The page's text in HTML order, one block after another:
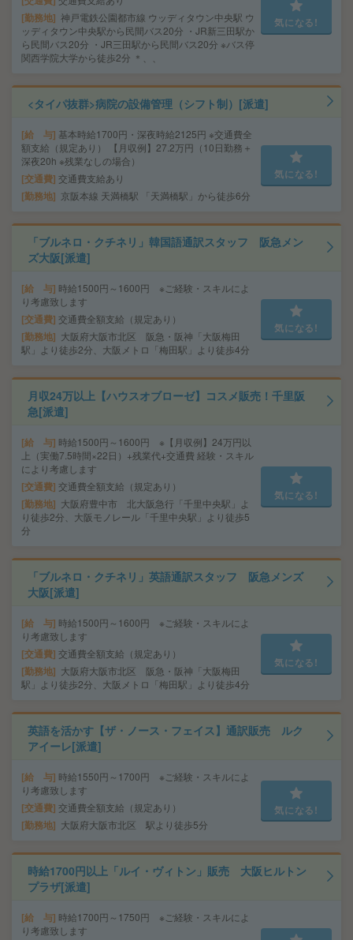
勤務地 神戸電鉄公園都市線 ウッディタウン中央駅 ウ
ッディタウン中央駅から民間バス20分 ・JR新三田駅か
ら民間バス20分 ・JR三田駅から民間バス20分 ※バス停
関西学院大学から徒歩2分 ＊、、
気になる!
<タイパ抜群>病院の設備管理（シフト制）[派遣]
給 与 基本時給1700円・深夜時給2125円 ※交通費全
額支給（規定あり） 【月収例】27.2万円（10日勤務＋
深夜20h ※残業なしの場合）
交通費 交通費支給あり
勤務地 京阪本線 天満橋駅 「天満橋駅」から徒歩6分
気になる!
「ブルネロ・クチネリ」韓国語通訳スタッフ 阪急メン
ズ大阪[派遣]
給 与 時給1500円～1600円 ※ご経験・スキルによ
り考慮致します
交通費 交通費全額支給（規定あり）
勤務地
大阪府大阪市北区 阪急・阪神「大阪梅田
駅」より徒歩2分、大阪メトロ「梅田駅」より徒歩4分
気になる!
月収24万以上【ハウスオブローゼ】コスメ販売！千里阪
急[派遣]
給 与 時給1500円～1600円 ※【月収例】24万円以
上（実働7.5時間×22日）+残業代+交通費 経験・スキル
により考慮します
交通費 交通費全額支給（規定あり）
勤務地
大阪府豊中市 北大阪急行「千里中央駅」よ
り徒歩2分、大阪モノレール「千里中央駅」より徒歩5
分
気になる!
「ブルネロ・クチネリ」英語通訳スタッフ 阪急メンズ
大阪[派遣]
給 与 時給1500円～1600円 ※ご経験・スキルによ
り考慮致します
交通費 交通費全額支給（規定あり）
勤務地
大阪府大阪市北区 阪急・阪神「大阪梅田
駅」より徒歩2分、大阪メトロ「梅田駅」より徒歩4分
気になる!
英語を活かす【ザ・ノース・フェイス】通訳販売 ルク
アイーレ[派遣]
給 与 時給1550円～1700円 ※ご経験・スキルによ
り考慮致します
交通費 交通費全額支給（規定あり）
勤務地 大阪府大阪市北区 駅より徒歩5分
気になる!
時給1700円以上「ルイ・ヴィトン」販売 大阪ヒルトン
プラザ[派遣]
給 与 時給1700円～1750円 ※ご経験・スキルによ
り考慮致します